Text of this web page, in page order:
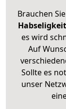
Brauchen
es wird
Auf
Sollte es
unser